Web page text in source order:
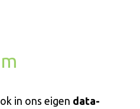
in ons eigen data-